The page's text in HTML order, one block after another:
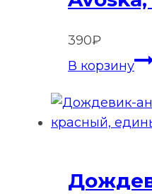
390₽
В корзину